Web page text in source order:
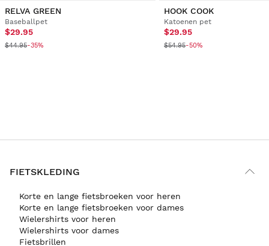
RELVA GREEN
Baseballpet
$29.95
$44.95-35%
HOOK COOK
Katoenen pet
$29.95
$54.95-50%
FIETSKLEDING
Korte en lange fietsbroeken voor heren
Korte en lange fietsbroeken voor dames
Wielershirts voor heren
Wielershirts voor dames
Fietsbrillen